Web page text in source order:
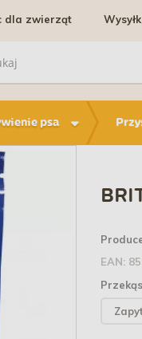
dla zwierząt
psa
EAN: